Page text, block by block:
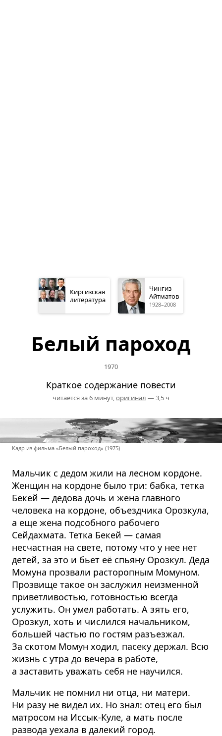
Киргизская
литература
Чингиз
Айтматов
1928–2008
Белый пароход
1970
Краткое содержание повести
читается за 6 минут,оригинал — 3,5 ч
Кадр из фильма «Белый пароход» (1975)
Мальчик с дедом жили на лесном кордоне.
Женщин на кордоне было три: бабка, тетка
Бекей — дедова дочь и жена главного
человека на кордоне, объездчика Орозкула,
а еще жена подсобного рабочего
Сейдахмата. Тетка Бекей — самая
несчастная на свете, потому что у нее нет
детей, за это и бьет её спьяну Орозкул. Деда
Момуна прозвали расторопным Момуном.
Прозвище такое он заслужил неизменной
приветливостью, готовностью всегда
услужить. Он умел работать. А зять его,
Орозкул, хоть и числился начальником,
большей частью по гостям разъезжал.
За скотом Момун ходил, пасеку держал. Всю
жизнь с утра до вечера в работе,
а заставить уважать себя не научился.
Мальчик не помнил ни отца, ни матери.
Ни разу не видел их. Но знал: отец его был
матросом на Иссык-Куле, а мать после
развода уехала в далекий город.